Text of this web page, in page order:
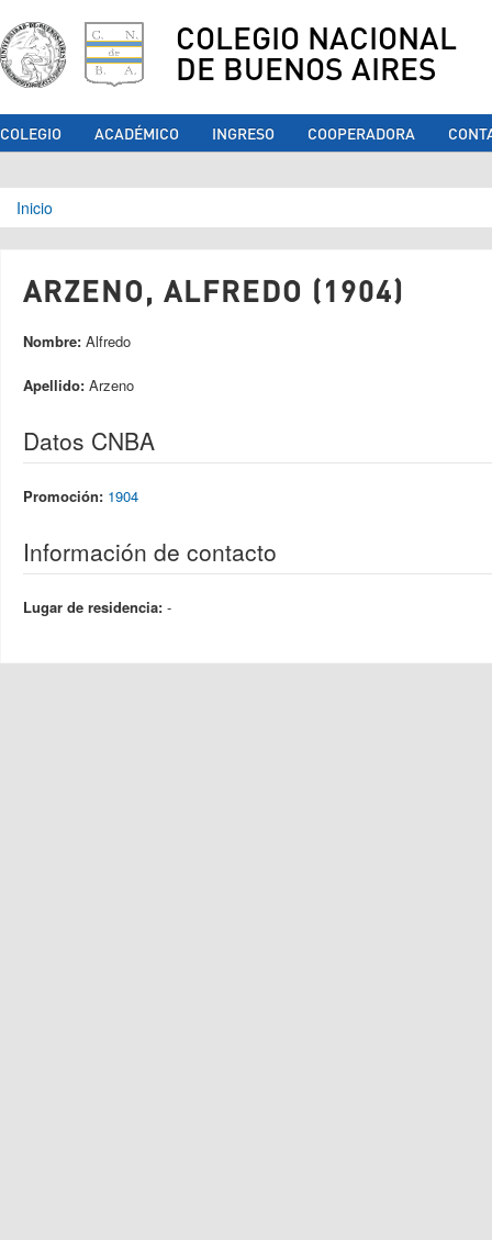
COLEGIO NACIONAL
DE BUENOS AIRES
COLEGIO ACADÉMICO INGRESO COOPERADORA
Se encuentra usted aquí
Inicio
ARZENO, ALFREDO (1904)
Nombre: Alfredo
Apellido: Arzeno
Datos CNBA
Promoción: 1904
Información de contacto
Lugar de residencia: -